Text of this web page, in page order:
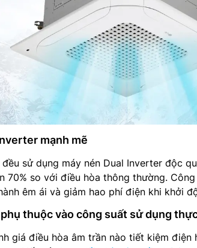
mạnh mẽ
đều sử dụng máy nén Dual Inverter độc
70% so với điều hòa thông thường.
êm ái và giảm hao phí điện khi khởi
thuộc vào công suất sử dụng
giá điều hòa âm trần nào tiết kiệm